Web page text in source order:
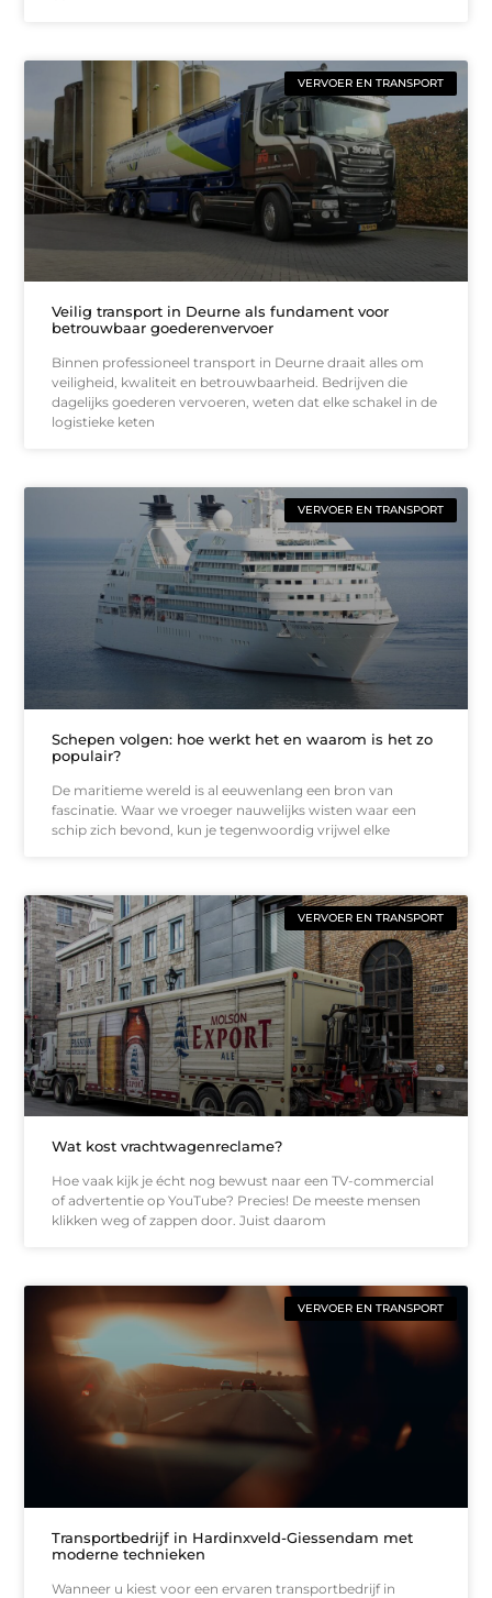
VERVOER EN TRANSPORT
Veilig transport in Deurne als fundament voor
betrouwbaar goederenvervoer
Binnen professioneel transport in Deurne draait alles om
veiligheid, kwaliteit en betrouwbaarheid. Bedrijven die
dagelijks goederen vervoeren, weten dat elke schakel in de
logistieke keten
VERVOER EN TRANSPORT
Schepen volgen: hoe werkt het en waarom is het zo
populair?
De maritieme wereld is al eeuwenlang een bron van
fascinatie. Waar we vroeger nauwelijks wisten waar een
schip zich bevond, kun je tegenwoordig vrijwel elke
VERVOER EN TRANSPORT
Wat kost vrachtwagenreclame?
Hoe vaak kijk je écht nog bewust naar een TV-commercial
of advertentie op YouTube? Precies! De meeste mensen
klikken weg of zappen door. Juist daarom
VERVOER EN TRANSPORT
Transportbedrijf in Hardinxveld-Giessendam met
moderne technieken
Wanneer u kiest voor een ervaren transportbedrijf in